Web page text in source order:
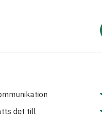
det till